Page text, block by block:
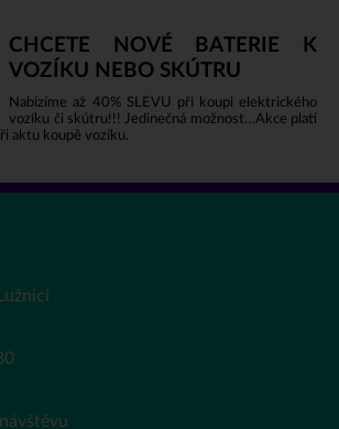
CHCETE NOVÉ BATERIE K
VOZÍKU NEBO SKÚTRU
Nabízíme až 40% SLEVU při koupi elektrického
vozíku či skútru!!! Jedinečná možnost…Akce platí
aktu koupě vozíku.